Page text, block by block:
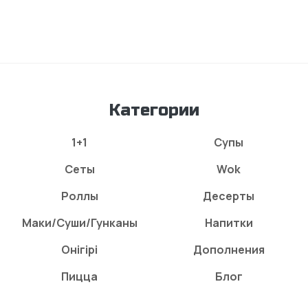
Категории
1+1
Сеты
Роллы
Маки/Суши/Гунканы
Онігірі
Пицца
Супы
Wok
Десерты
Напитки
Дополнения
Блог